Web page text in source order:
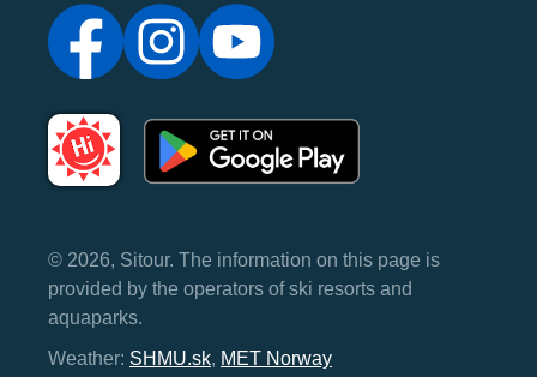
© 2026, Sitour. The information on this page is
provided by the operators of ski resorts and
aquaparks.
Weather: SHMU.sk, MET Norway